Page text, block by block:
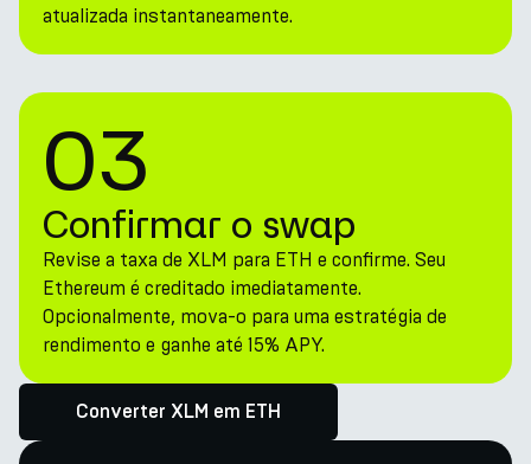
atualizada instantaneamente.
03
Confirmar o swap
Revise a taxa de XLM para ETH e confirme. Seu
Ethereum é creditado imediatamente.
Opcionalmente, mova-o para uma estratégia de
rendimento e ganhe até 15% APY.
Converter XLM em ETH